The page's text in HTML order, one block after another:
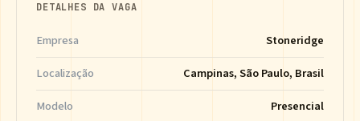
DETALHES DA VAGA
Empresa
Stoneridge
Localização
Campinas, São Paulo, Brasil
Modelo
Presencial